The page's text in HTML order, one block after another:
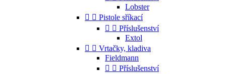
Lobster
  Pistole sříkací
  Příslušenství
Extol
  Vrtačky, kladiva
Fieldmann
  Příslušenství